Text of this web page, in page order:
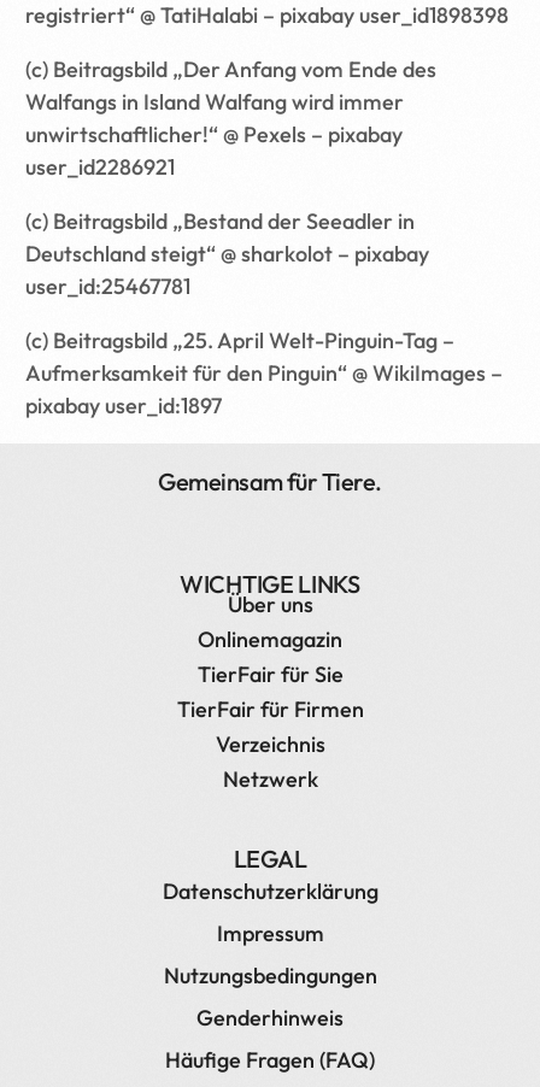
registriert“ @ TatiHalabi – pixabay user_id1898398
(c) Beitragsbild „Der Anfang vom Ende des
Walfangs in Island Walfang wird immer
unwirtschaftlicher!“ @ Pexels – pixabay
user_id2286921
(c) Beitragsbild „Bestand der Seeadler in
Deutschland steigt“ @ sharkolot – pixabay
user_id:25467781
(c) Beitragsbild „25. April Welt-Pinguin-Tag –
Aufmerksamkeit für den Pinguin“ @ WikiImages –
pixabay user_id:1897
Gemeinsam für Tiere.
WICHTIGE LINKS
Über uns
Onlinemagazin
TierFair für Sie
TierFair für Firmen
Verzeichnis
Netzwerk
LEGAL
Datenschutzerklärung
Impressum
Nutzungsbedingungen
Genderhinweis
Häufige Fragen (FAQ)